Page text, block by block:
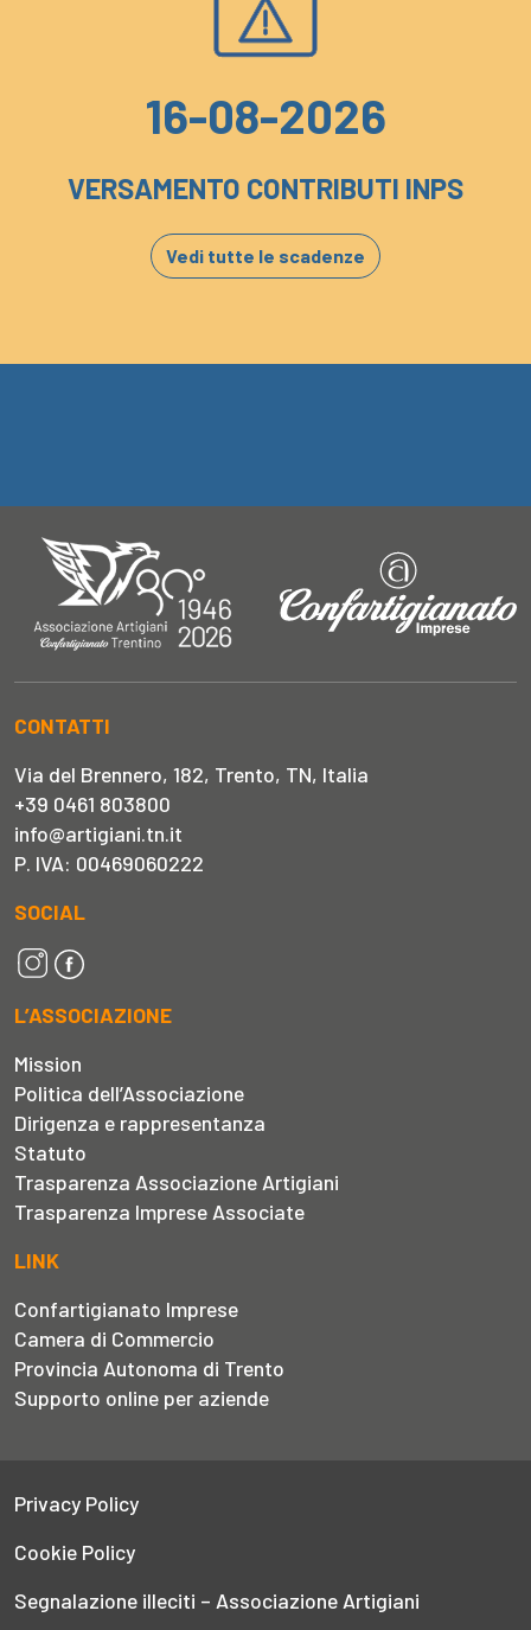
16-08-2026
VERSAMENTO CONTRIBUTI INPS
Vedi tutte le scadenze
CONTATTI
Via del Brennero, 182, Trento, TN, Italia
+39 0461 803800
info@artigiani.tn.it
P. IVA: 00469060222
SOCIAL
L’ASSOCIAZIONE
Mission
Politica dell’Associazione
Dirigenza e rappresentanza
Statuto
Trasparenza Associazione Artigiani
Trasparenza Imprese Associate
LINK
Confartigianato Imprese
Camera di Commercio
Provincia Autonoma di Trento
Supporto online per aziende
Privacy Policy
Cookie Policy
Segnalazione illeciti – Associazione Artigiani